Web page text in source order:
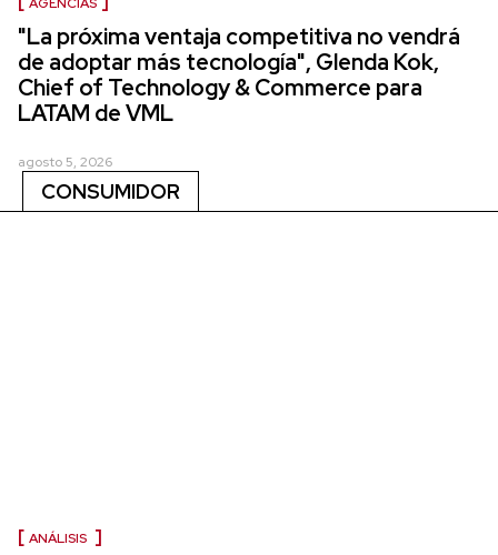
"La próxima ventaja competitiva no vendrá
de adoptar más tecnología", Glenda Kok,
Chief of Technology & Commerce para
LATAM de VML
agosto 5, 2026
CONSUMIDOR
ANÁLISIS